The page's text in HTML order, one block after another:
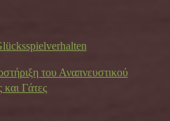
του Αναπνευστικού
Γάτες